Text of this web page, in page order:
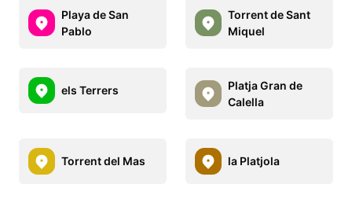
Playa de San
Pablo
Torrent de Sant
Miquel
els Terrers
Platja Gran de
Calella
Torrent del Mas la Platjola